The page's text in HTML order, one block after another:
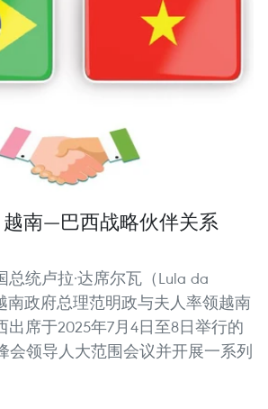
越南—巴西战略伙伴关系
统卢拉·达席尔瓦（Lula da
南政府总理范明政与夫人率领越南
出席于2025年7月4日至8日举行的
会领导人大范围会议并开展一系列